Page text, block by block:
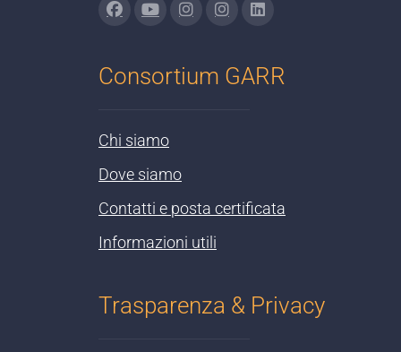
Consortium GARR
Chi siamo
Dove siamo
Contatti e posta certificata
Informazioni utili
Trasparenza & Privacy